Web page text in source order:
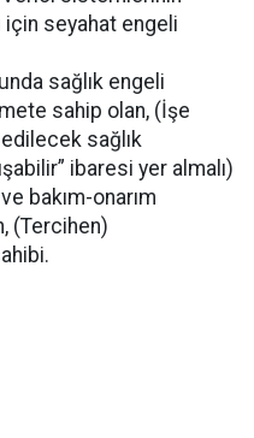
için seyahat engeli
sağlık engeli
sahip olan, (İşe
sağlık
ibaresi yer almalı)
bakım-onarım
(Tercihen)